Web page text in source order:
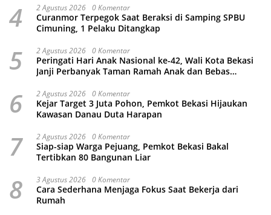
4 2 Agustus 2026 0 Komentar
Curanmor Terpegok Saat Beraksi di Samping SPBU
Cimuning, 1 Pelaku Ditangkap
5 2 Agustus 2026 0 Komentar
Peringati Hari Anak Nasional ke-42, Wali Kota Bekasi
Janji Perbanyak Taman Ramah Anak dan Bebas
6 2 Agustus 2026 0 Komentar
Kejar Target 3 Juta Pohon, Pemkot Bekasi Hijaukan
Kawasan Danau Duta Harapan
7 2 Agustus 2026 0 Komentar
Siap-siap Warga Pejuang, Pemkot Bekasi Bakal
Tertibkan 80 Bangunan Liar
8 3 Agustus 2026 0 Komentar
Cara Sederhana Menjaga Fokus Saat Bekerja dari
Rumah